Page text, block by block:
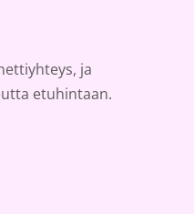
ja
etuhintaan.